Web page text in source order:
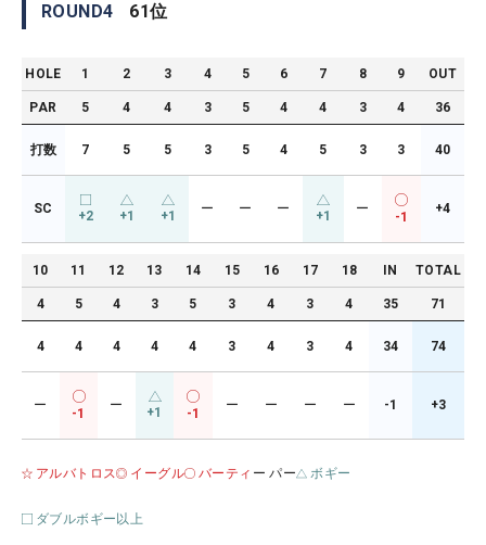
ROUND4 61位
HOLE 1 2 3 4 5 6 7 8 9 OUT
PAR 5 4 4 3 5 4 4 3 4 36
打数 7 5 5 3 5 4 5 3 3 40
SC +2 +1 +1 ー ー ー +1 ー
-1
+4
10 11 12 13 14 15 16 17 18 IN TOTAL
4 5 4 3 5 3 4 3 4 35 71
4 4 4 4 4 3 4 3 4 34 74
ー
-1
ー +1 -1
ー ー ー ー -1 +3
アルバトロス イーグル バーティ ー パー ボギー
ダブルボギー以上